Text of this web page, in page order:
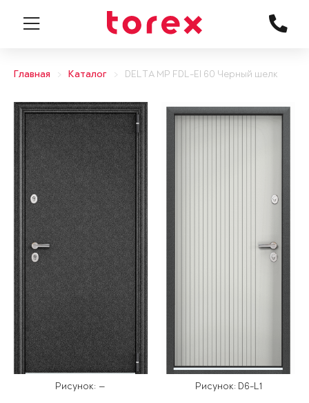
Главная Каталог DELTA MP FDL-EI 60 Черный шелк
Рисунок: — Рисунок: D6-L1